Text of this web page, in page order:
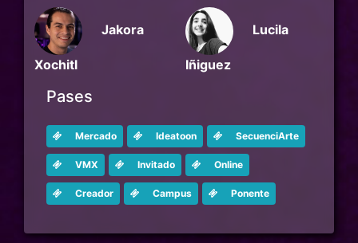
Jakora
Xochitl
Lucila
Iñiguez
Pases
Mercado Ideatoon SecuenciArte
VMX Invitado Online
Creador Campus Ponente